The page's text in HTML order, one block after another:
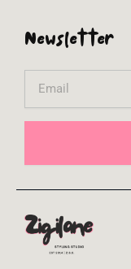
Newsletter